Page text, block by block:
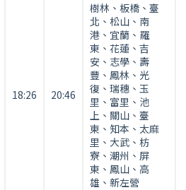
18:26 20:46
樹林、板橋、臺
北、松山、南
港、宜蘭、羅
東、花蓮、吉
安、志學、壽
豐、鳳林、光
復、瑞穗、玉
里、富里、池
上、關山、臺
東、知本、太麻
里、大武、枋
寮、潮州、屏
東、鳳山、高
雄、新左營